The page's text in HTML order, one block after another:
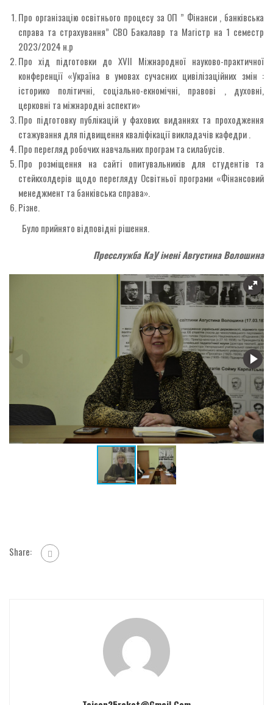
Про організацію освітнього процесу за ОП ” Фінанси , банківська
справа та страхування” CВО Бакалавр та Магістр на 1 семестр
2023/2024 н.р
Про хід підготовки до ХVII Міжнародної науково-практичної
конференції «Україна в умовах сучасних цивілізаційних змін :
історико політичні, соціально-екномічні, правові , духовні,
церковні та міжнародні аспекти»
Про підготовку публікацій у фахових виданнях та проходження
стажування для підвищення кваліфікації викладачів кафедри .
Про перегляд робочих навчальних програм та силабусів.
Про розміщення на сайті опитувальників для студентів та
стейкхолдерів щодо перегляду Освітньої програми «Фінансовий
менеджмент та банківська справа».
Різне.
Було прийнято відповідні рішення.
Пресслужба КаУ імені Августина Волошина
Share: